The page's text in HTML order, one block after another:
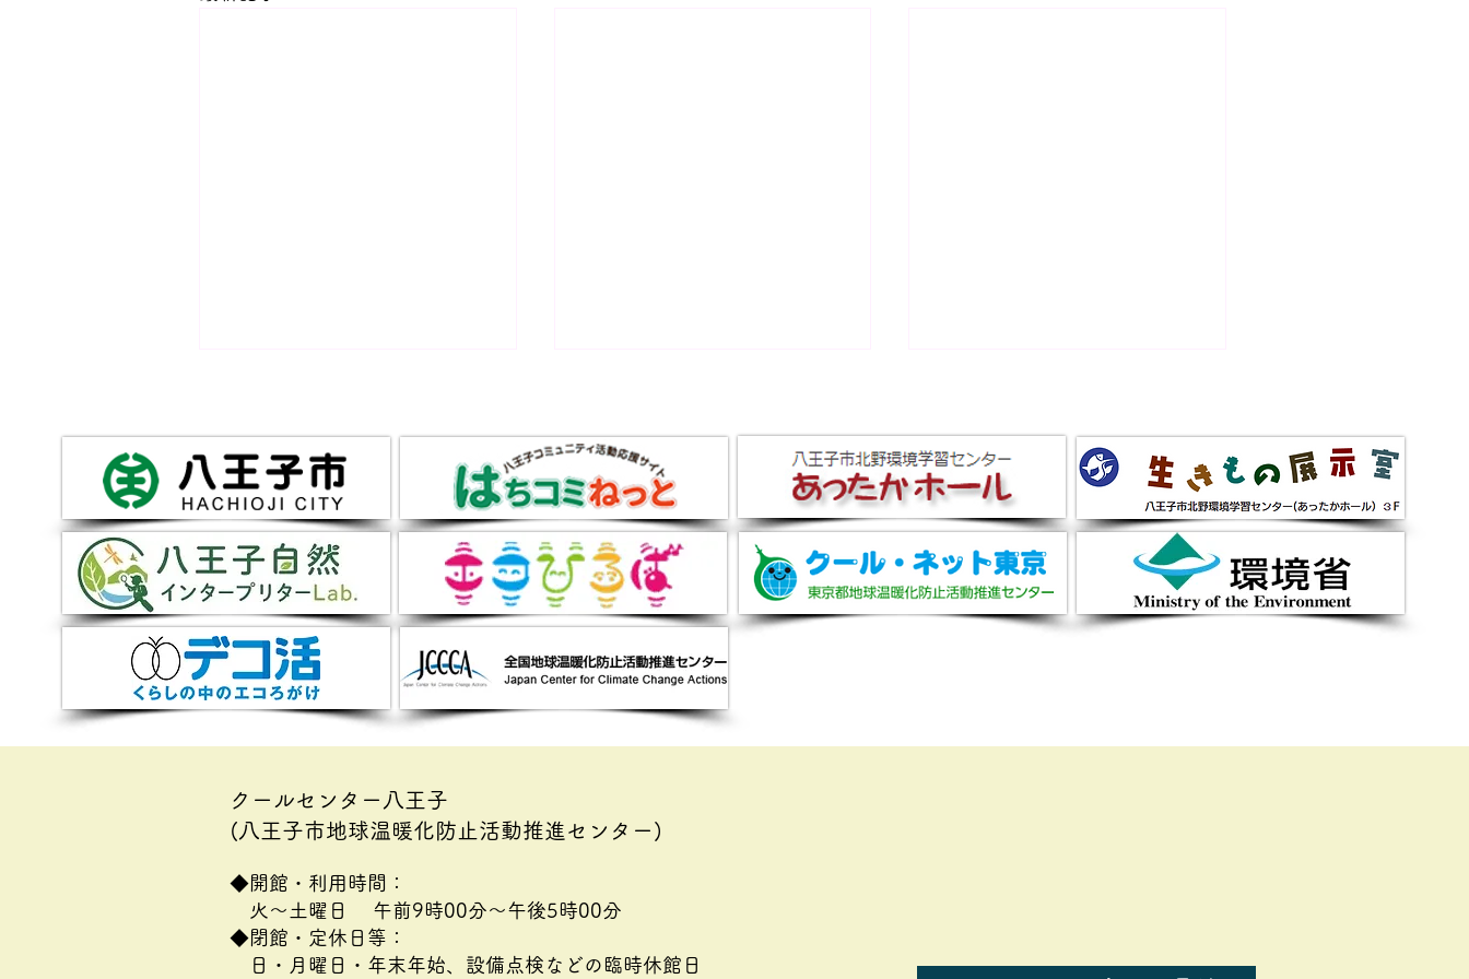
廃材活用の七夕飾り🎋
2026八王子環境フェスティ
バルに参加しました。
「みどりのカーテン講座」全
7回が開催されました！
クールセンター八王子
(八王子市地球温暖化防止活動推進センター)
◆開館・利用時間：
火～土曜日 午前9時00分～午後5時00分
◆閉館・定休日等：
日・月曜日・年末年始、設備点検などの臨時休館日